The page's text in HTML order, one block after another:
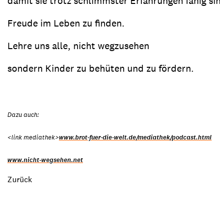
Freude im Leben zu finden.
Lehre uns alle, nicht wegzusehen
sondern Kinder zu behüten und zu fördern.
Dazu auch:
<link mediathek>www.brot-fuer-die-welt.de/mediathek/podcast.html
www.nicht-wegsehen.net
Zurück